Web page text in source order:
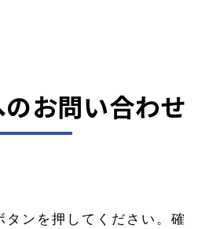
お問い合わせ
タンを押してください。確